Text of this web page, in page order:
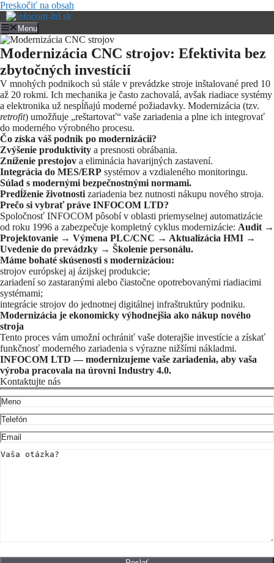
Preskočiť na obsah
Menu
Modernizácia CNC strojov: Efektivita bez
zbytočných investícií
V mnohých podnikoch sú stále v prevádzke stroje inštalované pred 10
až 20 rokmi. Ich mechanika je často zachovalá, avšak riadiace systémy
a elektronika už nespĺňajú moderné požiadavky. Modernizácia (tzv.
retrofit) umožňuje „reštartovať“ vaše zariadenia a plne ich integrovať
do moderného výrobného procesu.
Čo získa váš podnik po modernizácii?
Zvýšenie produktivity a presnosti obrábania.
Zníženie prestojov a eliminácia havarijných zastavení.
Integrácia do MES/ERP systémov a vzdialeného monitoringu.
Súlad s modernými bezpečnostnými normami.
Predĺženie životnosti zariadenia bez nutnosti nákupu nového stroja.
Prečo si vybrať práve INFOCOM LTD?
Spoločnosť INFOCOM pôsobí v oblasti priemyselnej automatizácie
od roku 1996 a zabezpečuje kompletný cyklus modernizácie: Audit →
Projektovanie → Výmena PLC/CNC → Aktualizácia HMI →
Uvedenie do prevádzky → Školenie personálu.
Máme bohaté skúsenosti s modernizáciou:
strojov európskej aj ázijskej produkcie;
zariadení so zastaranými alebo čiastočne opotrebovanými riadiacimi
systémami;
integrácie strojov do jednotnej digitálnej infraštruktúry podniku.
Modernizácia je ekonomicky výhodnejšia ako nákup nového
stroja
Tento proces vám umožní ochrániť vaše doterajšie investície a získať
funkčnosť moderného zariadenia s výrazne nižšími nákladmi.
INFOCOM LTD — modernizujeme vaše zariadenia, aby vaša
výroba pracovala na úrovni Industry 4.0.
Kontaktujte nás